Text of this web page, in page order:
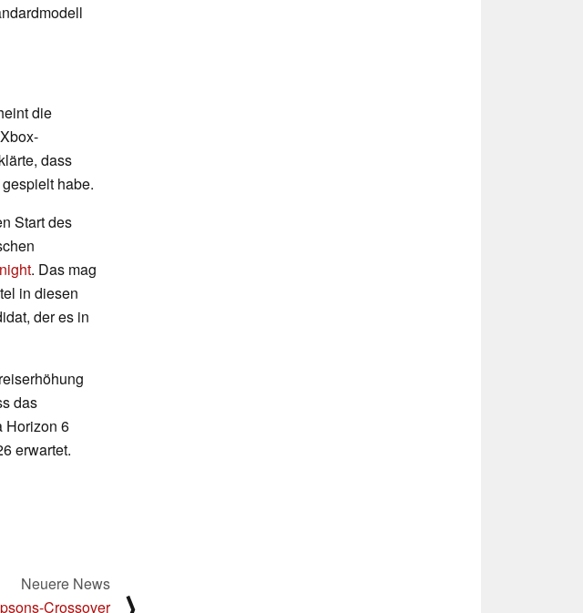
die
dass
habe.
Start des
. Das mag
in diesen
der es in
das
Horizon 6
erwartet.
Neuere News
Crossover